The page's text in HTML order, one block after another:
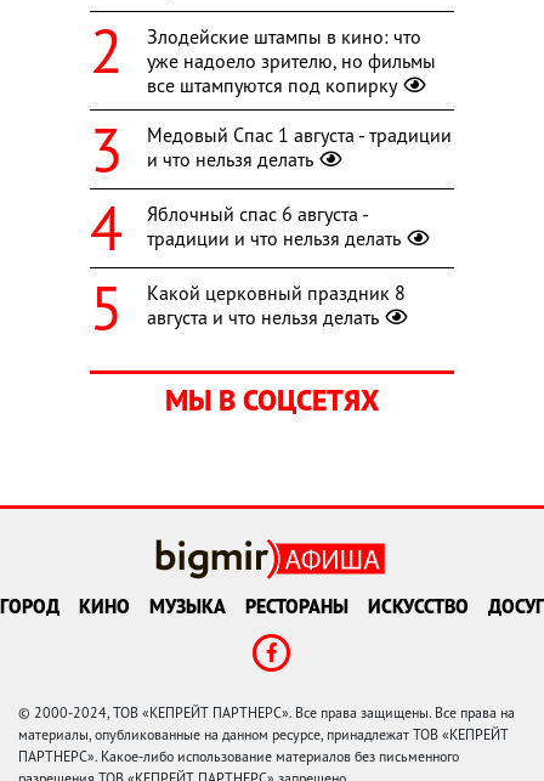
Злодейские штампы в кино: что
уже надоело зрителю, но фильмы
все штампуются под копирку
Медовый Спас 1 августа - традиции
и что нельзя делать
Яблочный спас 6 августа -
традиции и что нельзя делать
Какой церковный праздник 8
августа и что нельзя делать
МЫ В СОЦСЕТЯХ
ГОРОД КИНО МУЗЫКА РЕСТОРАНЫ ИСКУССТВО ДОСУГ
© 2000-2024, ТОВ «КЕПРЕЙТ ПАРТНЕРС». Все права защищены. Все права на
материалы, опубликованные на данном ресурсе, принадлежат ТОВ «КЕПРЕЙТ
ПАРТНЕРС». Какое-либо использование материалов без письменного